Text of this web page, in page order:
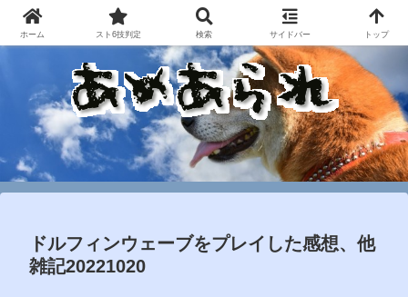
ドルフィンウェーブをプレイした感想、他
雑記20221020
ホーム スト6技判定 検索 サイドバー トップ